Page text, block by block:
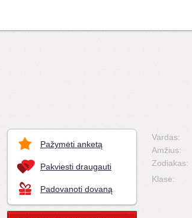
Pažymėti anketą
Pakviesti draugauti
Padovanoti dovaną
Vardas:
Amžius:
Zodiakas:
Klasė: